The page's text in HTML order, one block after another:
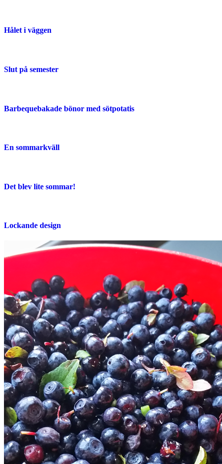
Hålet i väggen
Slut på semester
Barbequebakade bönor med sötpotatis
En sommarkväll
Det blev lite sommar!
Lockande design